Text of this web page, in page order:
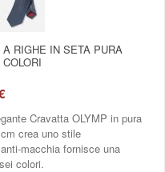
RIGHE IN SETA PURA
Cravatta OLYMP in pura
crea uno stile
macchia fornisce una
colori.